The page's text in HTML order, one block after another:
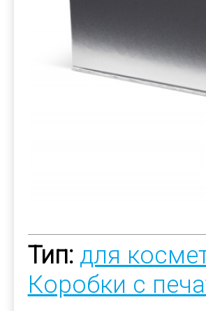
Тип: для
Коробки с